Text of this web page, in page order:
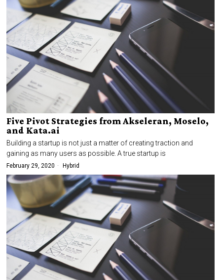
Five Pivot Strategies from Akseleran, Moselo,
and Kata.ai
Building a startup is not just a matter of creating traction and
gaining as many users as possible. A true startup is
February 29, 2020 Hybrid